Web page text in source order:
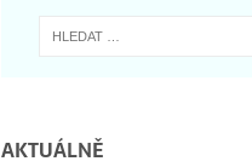
AKTUÁLNĚ